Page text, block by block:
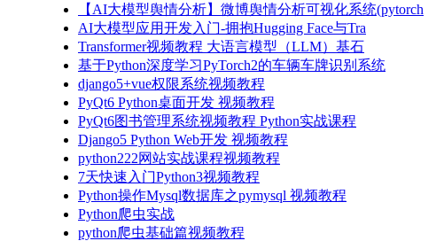
【AI大模型舆情分析】微博舆情分析可视化系统(pytorch
AI大模型应用开发入门-拥抱Hugging Face与Tra
Transformer视频教程 大语言模型（LLM）基石
基于Python深度学习PyTorch2的车辆车牌识别系统
django5+vue权限系统视频教程
PyQt6 Python桌面开发 视频教程
PyQt6图书管理系统视频教程 Python实战课程
Django5 Python Web开发 视频教程
python222网站实战课程视频教程
7天快速入门Python3视频教程
Python操作Mysql数据库之pymysql 视频教程
Python爬虫实战
python爬虫基础篇视频教程